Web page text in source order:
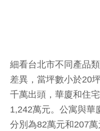
細看台北市不同產品
差異，當坪數小於20
千萬出頭，華廈和住
1,242萬元。公寓與華
分別為82萬元和207